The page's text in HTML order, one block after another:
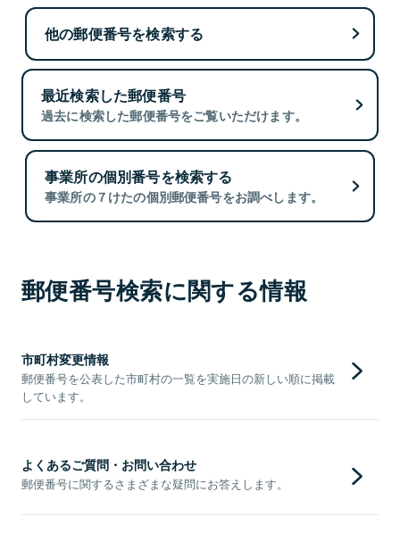
他の郵便番号を検索する
最近検索した郵便番号
過去に検索した郵便番号をご覧いただけます。
事業所の個別番号を検索する
事業所の７けたの個別郵便番号をお調べします。
郵便番号検索に関する情報
市町村変更情報
郵便番号を公表した市町村の一覧を実施日の新しい順に掲載
しています。
よくあるご質問・お問い合わせ
郵便番号に関するさまざまな疑問にお答えします。